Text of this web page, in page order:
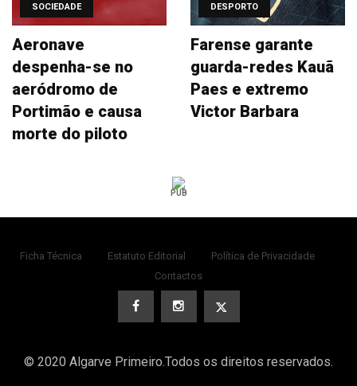
SOCIEDADE
Aeronave
despenha-se no
aeródromo de
Portimão e causa
morte do piloto
DESPORTO
Farense garante
guarda-redes Kauã
Paes e extremo
Victor Barbara
PUB
Ficha Técnica Estatuto Editorial
Política de Privacidade
Contactos
© 2020 Algarve Primeiro.Todos os direitos reservados.